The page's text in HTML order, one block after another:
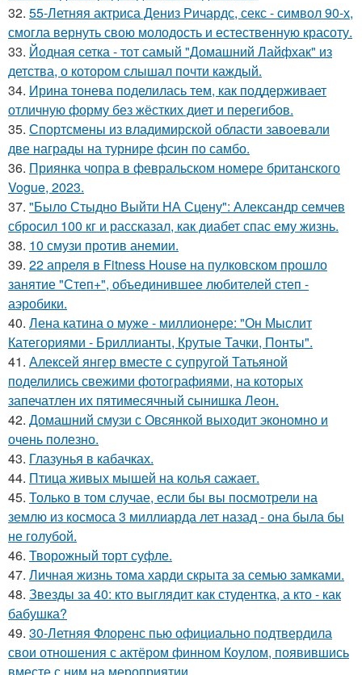
32. 55-Летняя актриса Дениз Ричардс, секс - символ 90-х,
смогла вернуть свою молодость и естественную красоту.
33. Йодная сетка - тот самый "Домашний Лайфхак" из
детства, о котором слышал почти каждый.
34. Ирина тонева поделилась тем, как поддерживает
отличную форму без жёстких диет и перегибов.
35. Спортсмены из владимирской области завоевали
две награды на турнире фсин по самбо.
36. Приянка чопра в февральском номере британского
Vogue, 2023.
37. "Было Стыдно Выйти НА Сцену": Александр семчев
сбросил 100 кг и рассказал, как диабет спас ему жизнь.
38. 10 смузи против анемии.
39. 22 апреля в Fitness House на пулковском прошло
занятие "Степ+", объединившее любителей степ -
аэробики.
40. Лена катина о муже - миллионере: "Он Мыслит
Категориями - Бриллианты, Крутые Тачки, Понты".
41. Алексей янгер вместе с супругой Татьяной
поделились свежими фотографиями, на которых
запечатлен их пятимесячный сынишка Леон.
42. Домашний смузи с Овсянкой выходит экономно и
очень полезно.
43. Глазунья в кабачках.
44. Птица живых мышей на колья сажает.
45. Только в том случае, если бы вы посмотрели на
землю из космоса 3 миллиарда лет назад - она была бы
не голубой.
46. Творожный торт суфле.
47. Личная жизнь тома харди скрыта за семью замками.
48. Звезды за 40: кто выглядит как студентка, а кто - как
бабушка?
49. 30-Летняя Флоренс пью официально подтвердила
свои отношения с актёром финном Коулом, появившись
вместе с ним на мероприятии.